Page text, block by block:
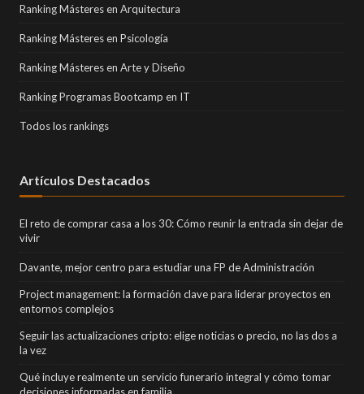
Ranking Másteres en Arquitectura
Ranking Másteres en Psicología
Ranking Másteres en Arte y Diseño
Ranking Programas Bootcamp en IT
Todos los rankings
Artículos Destacados
El reto de comprar casa a los 30: Cómo reunir la entrada sin dejar de
vivir
Davante, mejor centro para estudiar una FP de Administración
Project management: la formación clave para liderar proyectos en
entornos complejos
Seguir las actualizaciones cripto: elige noticias o precio, no las dos a
la vez
Qué incluye realmente un servicio funerario integral y cómo tomar